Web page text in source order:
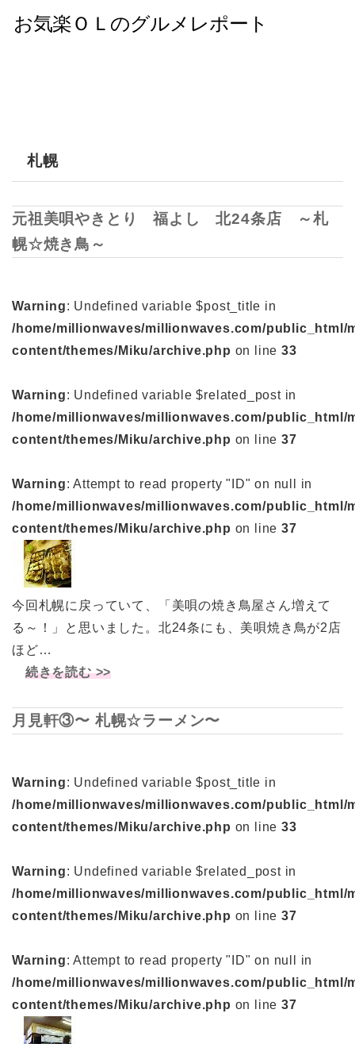
札幌
元祖美唄やきとり 福よし 北24条店 ～札
幌☆焼き鳥～
Warning: Undefined variable $post_title in
/home/millionwaves/millionwaves.com/public_html/
content/themes/Miku/archive.php on line33
Warning: Undefined variable $related_post in
/home/millionwaves/millionwaves.com/public_html/
content/themes/Miku/archive.php on line37
Warning: Attempt to read property "ID" on null in
/home/millionwaves/millionwaves.com/public_html/
content/themes/Miku/archive.php on line37
今回札幌に戻っていて、「美唄の焼き鳥屋さん増えて
る～！」と思いました。北24条にも、美唄焼き鳥が2店
ほど…
続きを読む >>
月見軒③〜 札幌☆ラーメン〜
Warning: Undefined variable $post_title in
/home/millionwaves/millionwaves.com/public_html/
content/themes/Miku/archive.php on line33
Warning: Undefined variable $related_post in
/home/millionwaves/millionwaves.com/public_html/
content/themes/Miku/archive.php on line37
Warning: Attempt to read property "ID" on null in
/home/millionwaves/millionwaves.com/public_html/
content/themes/Miku/archive.php on line37